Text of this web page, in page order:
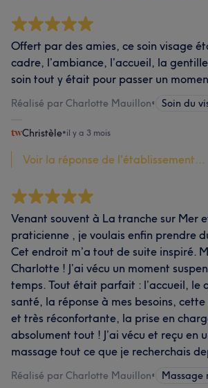
Offert par des amies, ce soin visage
cadre, l’ambiance, l’accueil, la
soin tout y était pour passer un
Réalisé par Charlotte Mauillon• Soin du
Christèle•il y a 3 mois
Voir la réponse de l'établissement...
Venant souvent à La tranche sur Mer
praticienne , je voulais enfin prendre
Cet endroit m’a tout de suite inspiré.
Charlotte ! J’ai vécu un moment
temps. Tout était parfait : l’accueil, le
santé, la réponse à mes besoins,
et très réconfortante, la prise en
absolument tout ! J’ai vécu et reçu en
massage tout ce que je recherchais
Réalisé par Charlotte Mauillon• Massage